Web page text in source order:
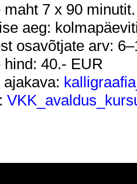
maht 7 x 90 minutit.
aeg:
osavõtjate arv:
hind: 40.- EUR